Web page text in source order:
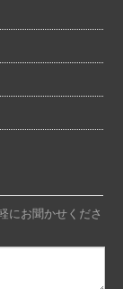
にお聞かせくださ